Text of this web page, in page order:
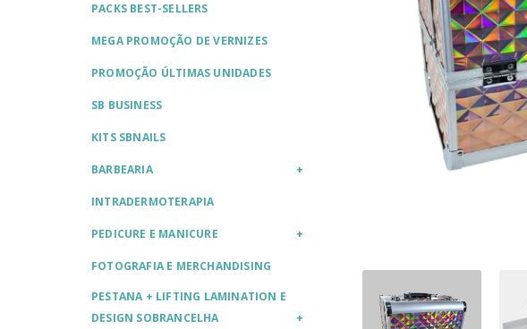
PACKS BEST-SELLERS
MEGA PROMOÇÃO DE VERNIZES
PROMOÇÃO ÚLTIMAS UNIDADES
SB BUSINESS
KITS SBNAILS
BARBEARIA
INTRADERMOTERAPIA
PEDICURE E MANICURE
FOTOGRAFIA E MERCHANDISING
PESTANA + LIFTING LAMINATION E
DESIGN SOBRANCELHA